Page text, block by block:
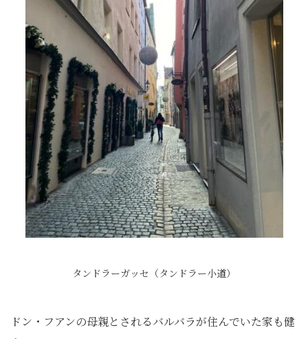
タンドラーガッセ（タンドラー小道）
ドン・フアンの母親とされるバルバラが住んでいた家も健